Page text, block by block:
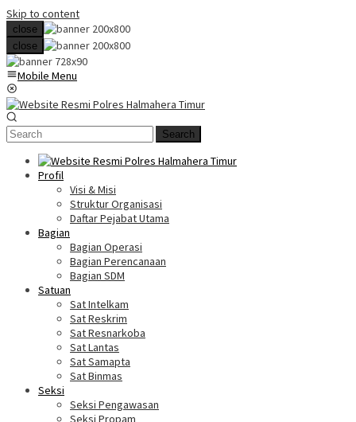
Skip to content
close
close
Mobile Menu
Search
Profil
Visi & Misi
Struktur Organisasi
Daftar Pejabat Utama
Bagian
Bagian Operasi
Bagian Perencanaan
Bagian SDM
Satuan
Sat Intelkam
Sat Reskrim
Sat Resnarkoba
Sat Lantas
Sat Samapta
Sat Binmas
Seksi
Seksi Pengawasan
Seksi Propam